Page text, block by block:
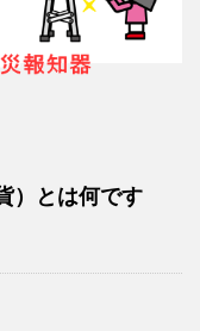
）とは何です